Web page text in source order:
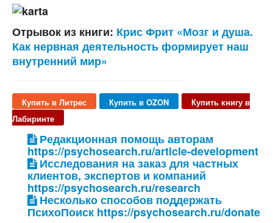
Отрывок из книги: Крис Фрит «Мозг и душа.
Как нервная деятельность формирует наш
внутренний мир»
Купить в Литрес Купить в OZON
Купить книгу в
Лабиринте
Редакционная помощь авторам
https://psychosearch.ru/article-development
Исследования на заказ для частных
клиентов, экспертов и компаний
https://psychosearch.ru/research
Несколько способов поддержать
ПсихоПоиск https://psychosearch.ru/donate